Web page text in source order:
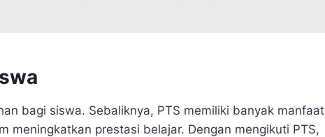
bagi siswa. Sebaliknya, PTS memiliki banyak manfaat
meningkatkan prestasi belajar. Dengan mengikuti PTS,